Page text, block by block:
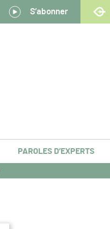
S’abonner
PAROLES D’EXPERTS